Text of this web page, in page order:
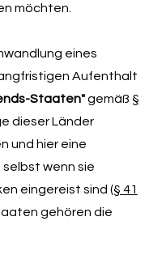
möchten.
eines
Aufenthalt
Staaten"gemäß §
dieser Länder
und hier eine
wenn sie
eingereist sind (§ 41
gehören die